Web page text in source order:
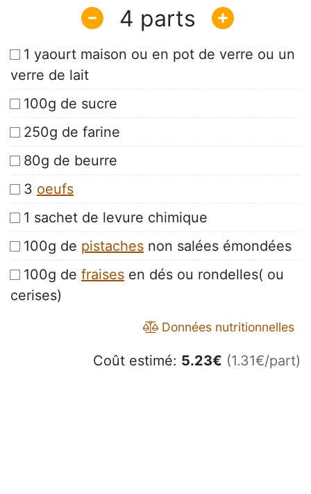
4
1 yaourt maison ou en pot de verre ou un
verre de lait
100g de sucre
250g de farine
80g de beurre
3 oeufs
1 sachet de levure chimique
100g de pistaches non salées émondées
100g de fraises en dés ou rondelles( ou
cerises)
Données nutritionnelles
Coût estimé: 5.23€ (1.31€/part)